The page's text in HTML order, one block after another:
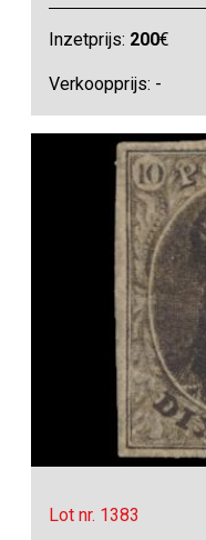
Inzetprijs: 200€
Verkoopprijs: -
Lot nr. 1383